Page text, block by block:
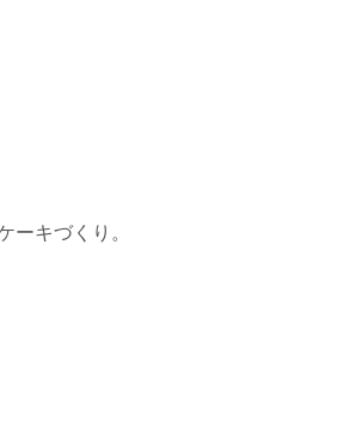
ーキづくり。